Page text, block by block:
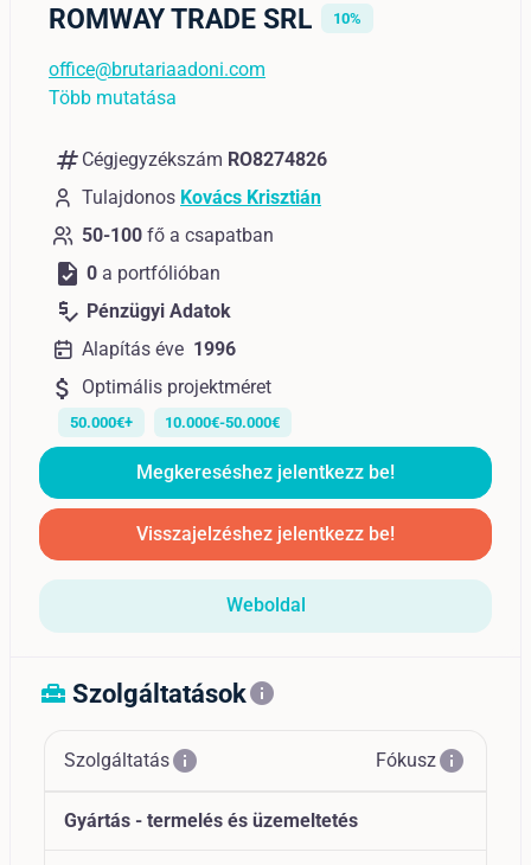
ROMWAY TRADE SRL 10%
office@brutariaadoni.com
Több mutatása
numbers Cégjegyzékszám RO8274826
Tulajdonos Kovács Krisztián
50-100 fő a csapatban
task 0 a portfólióban
price_check Pénzügyi Adatok
Alapítás éve 1996
attach_money Optimális projektméret
50.000€+ 10.000€-50.000€
Megkereséshez jelentkezz be!
Visszajelzéshez jelentkezz be!
Weboldal
home_repair_service Szolgáltatásokinfo
Szolgáltatásinfo Fókuszinfo
Gyártás - termelés és üzemeltetés